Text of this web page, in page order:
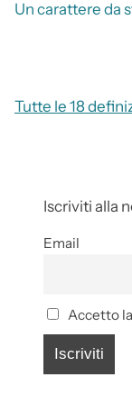
Un carattere da
Tutte le 18
Iscriviti alla
Email
Accetto